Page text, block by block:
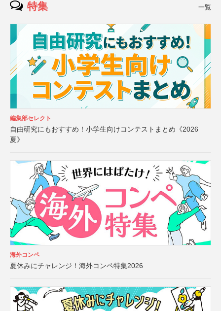
特集 一覧
編集部セレクト
自由研究にもおすすめ！小学生向けコンテストまとめ《2026
夏》
海外コンペ
夏休みにチャレンジ！海外コンペ特集2026